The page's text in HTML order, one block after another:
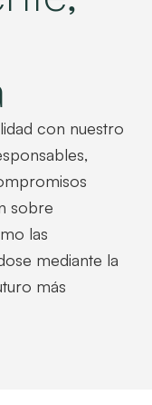
con nuestro
sobre
las
mediante la
más